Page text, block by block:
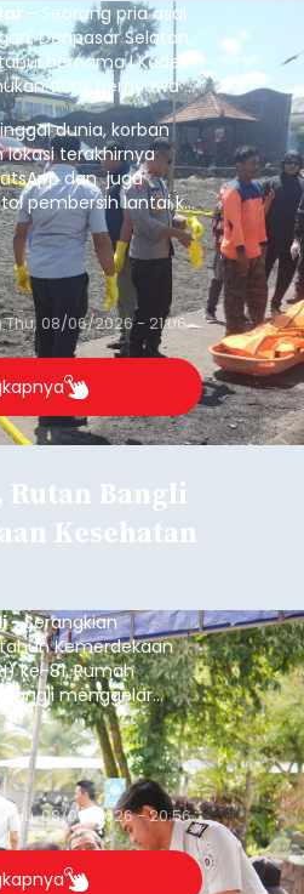
- Seorang pria asal
Denpasar Selatan,
bernama I Kadek
tidak bernyawa di
dunia, korban
terakhirnya
dan juga
pembersih lantai ke
Thu, 08/06/2026 - 21:06
Rutan Bangli
Kesehatan
-Serangkian
Kemerdekaan
ke-81, Rumah
Bangli menggelar
gratis, Rabu
Thu, 08/06/2026 - 20:56